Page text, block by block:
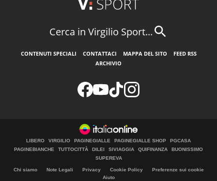
Cerca in Virgilio Sport...
CONTENUTI SPECIALI CONTATTACI MAPPA DEL SITO
FEED RSS
ARCHIVIO
LIBERO VIRGILIO PAGINEGIALLE PAGINEGIALLE SHOP
PGCASA
PAGINEBIANCHE
TUTTOCITTÀ DILEI SIVIAGGIA QUIFINANZA
BUONISSIMO
SUPEREVA
Chi siamo Note Legali Privacy Cookie Policy
Preferenze sui cookie
Aiuto